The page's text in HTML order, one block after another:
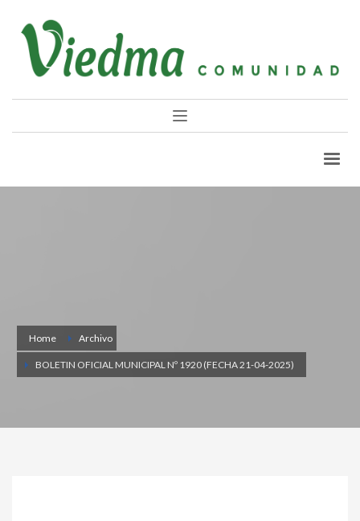
Home Archivo
BOLETIN OFICIAL MUNICIPAL Nº 1920 (FECHA 21-04-2025)